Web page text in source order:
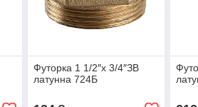
Футорка 1 1/2″х 3/4″ЗВ
латунна 724Б